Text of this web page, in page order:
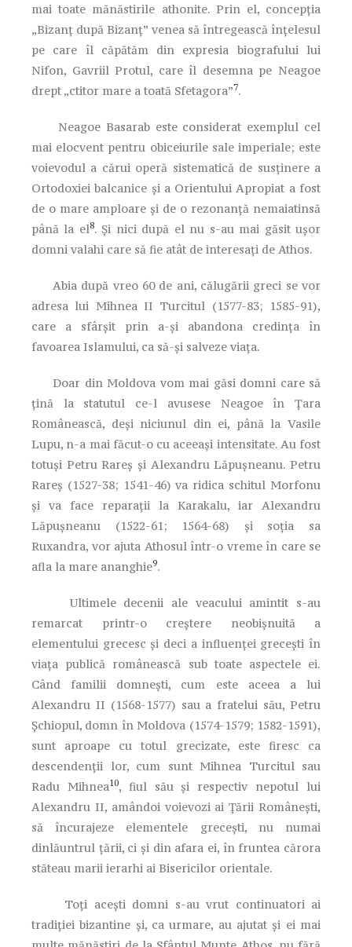
mai toate mănăstirile athonite. Prin el, concepţia
„Bizanţ după Bizanţ” venea să întregească înţelesul
pe care îl căpătăm din expresia biografului lui
Nifon, Gavriil Protul, care îl desemna pe Neagoe
drept „ctitor mare a toată Sfetagora”7.
Neagoe Basarab este considerat exemplul cel
mai elocvent pentru obiceiurile sale imperiale; este
voievodul a cărui operă sistematică de susţinere a
Ortodoxiei balcanice şi a Orientului Apropiat a fost
de o mare amploare şi de o rezonanţă nemaiatinsă
până la el8. Şi nici după el nu s-au mai găsit uşor
domni valahi care să fie atât de interesaţi de Athos.
Abia după vreo 60 de ani, călugării greci se vor
adresa lui Mihnea II Turcitul (1577-83; 1585-91),
care a sfârşit prin a-şi abandona credinţa în
favoarea Islamului, ca să-şi salveze viaţa.
Doar din Moldova vom mai găsi domni care să
ţină la statutul ce-l avusese Neagoe în Ţara
Românească, deşi niciunul din ei, până la Vasile
Lupu, n-a mai făcut-o cu aceeaşi intensitate. Au fost
totuşi Petru Rareş şi Alexandru Lăpuşneanu. Petru
Rareş (1527-38; 1541-46) va ridica schitul Morfonu
şi va face reparaţii la Karakalu, iar Alexandru
Lăpuşneanu (1522-61; 1564-68) şi soţia sa
Ruxandra, vor ajuta Athosul într-o vreme în care se
afla la mare ananghie9.
Ultimele decenii ale veacului amintit s-au
remarcat printr-o creştere neobişnuită a
elementului grecesc şi deci a influenţei greceşti în
viaţa publică românească sub toate aspectele ei.
Când familii domneşti, cum este aceea a lui
Alexandru II (1568-1577) sau a fratelui său, Petru
Şchiopul, domn în Moldova (1574-1579; 1582-1591),
sunt aproape cu totul grecizate, este firesc ca
descendenţii lor, cum sunt Mihnea Turcitul sau
Radu Mihnea10, fiul său şi respectiv nepotul lui
Alexandru II, amândoi voievozi ai Ţării Româneşti,
să încurajeze elementele greceşti, nu numai
dinlăuntrul ţării, ci şi din afara ei, în fruntea cărora
stăteau marii ierarhi ai Bisericilor orientale.
Toţi aceşti domni s-au vrut continuatori ai
tradiţiei bizantine şi, ca urmare, au ajutat şi ei mai